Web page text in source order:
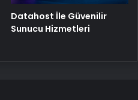
Datahost İle Güvenilir
Sunucu Hizmetleri